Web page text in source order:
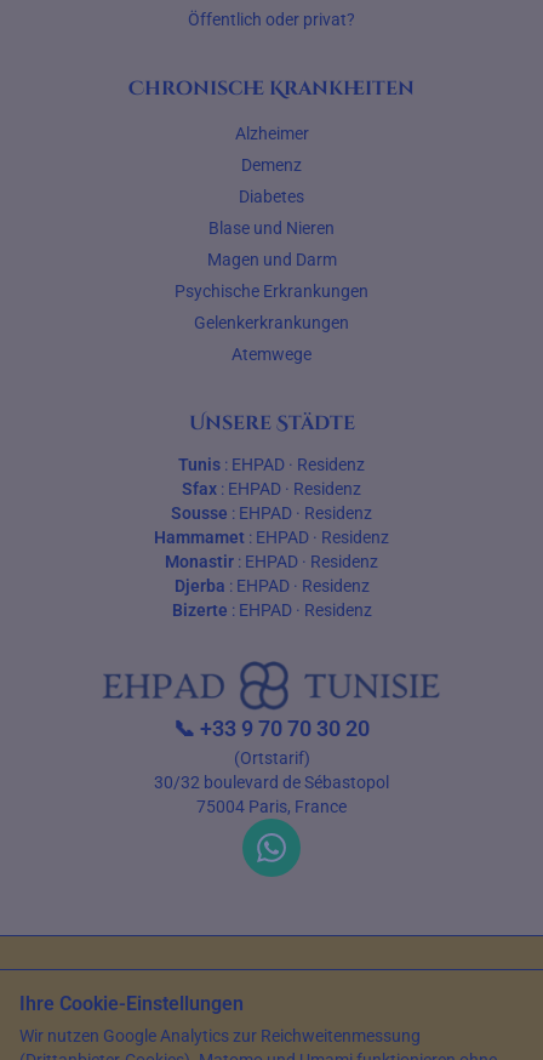
Öffentlich oder privat?
Chronische Krankheiten
Alzheimer
Demenz
Diabetes
Blase und Nieren
Magen und Darm
Psychische Erkrankungen
Gelenkerkrankungen
Atemwege
Unsere Städte
Tunis : EHPAD · Residenz
Sfax : EHPAD · Residenz
Sousse : EHPAD · Residenz
Hammamet : EHPAD · Residenz
Monastir : EHPAD · Residenz
Djerba : EHPAD· Residenz
Bizerte : EHPAD· Residenz
📞 +33 9 70 70 30 20
(Ortstarif)
30/32 boulevard de Sébastopol
75004 Paris, France
© 2026 EHPAD Tunisie — Alle Rechte vorbehalten
Artikel verfasst von Farès Bouslama, Präsident von SILVER RESORTS
Ihre Cookie-Einstellungen
Wir nutzen Google Analytics zur Reichweitenmessung